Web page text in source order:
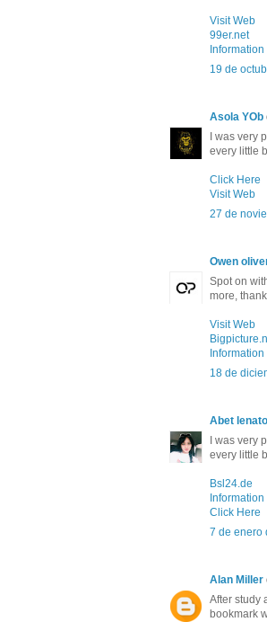
Visit Web
99er.net
Information
19 de
Asola YOb
I was very
every little
Click Here
Visit Web
27 de
Owen
Spot on
more,
Visit Web
Information
18 de
Abet lenato
I was very
every little
Bsl24.de
Information
Click Here
7 de enero
Alan Miller
After study
bookmark